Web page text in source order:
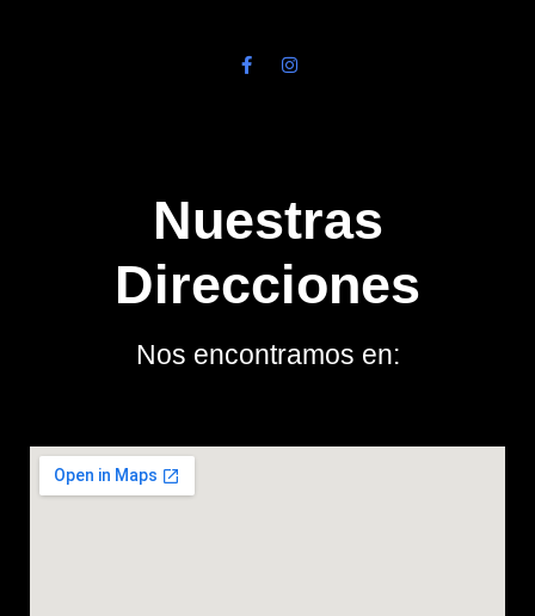
Nuestras
Direcciones
Nos encontramos en: